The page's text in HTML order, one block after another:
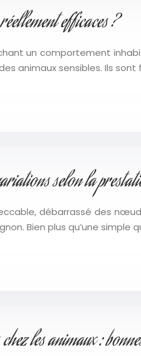
efficaces ?
un comportement
animaux sensibles. Ils
selon la
débarrassé des
Bien plus qu’une simple
les animaux :